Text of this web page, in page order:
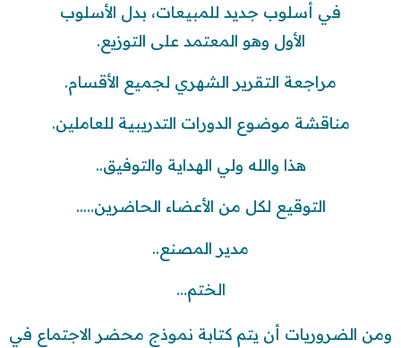
في أسلوب جديد للمبيعات، بدل الأسلوب
الأول وهو المعتمد على التوزيع.
مراجعة التقرير الشهري لجميع الأقسام.
مناقشة موضوع الدورات التدريبية للعاملين.
هذا والله ولي الهداية والتوفيق..
التوقيع لكل من الأعضاء الحاضرين…..
مدير المصنع..
الختم…
ومن الضروريات أن يتم كتابة نموذج محضر الاجتماع في